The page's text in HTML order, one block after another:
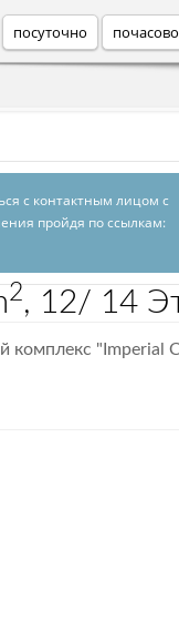
посуточно почасово
с контактным лицом с
пройдя по ссылкам:
2, 12/ 14
комплекс "Imperial